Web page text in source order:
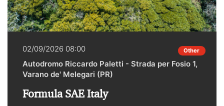
02/09/2026 08:00 Other
Autodromo Riccardo Paletti - Strada per Fosio 1,
Varano de' Melegari (PR)
Formula SAE Italy